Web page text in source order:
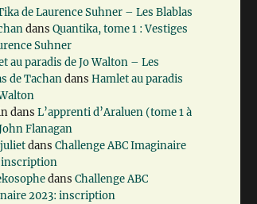
de Laurence Suhner – Les Blablas
dansQuantika, tome 1 : Vestiges
Suhner
au paradis de Jo Walton – Les
de TachandansHamlet au paradis
dansL’apprenti d’Araluen (tome 1 à
Flanagan
dansChallenge ABC Imaginaire
inscription
dansChallenge ABC
2023: inscription